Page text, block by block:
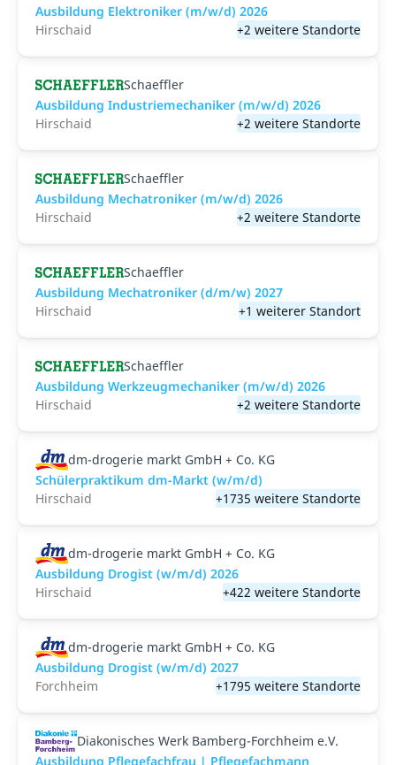
Ausbildung Elektroniker (m/w/d) 2026
Hirschaid
+2 weitere Standorte
Schaeffler
Ausbildung Industriemechaniker (m/w/d) 2026
Hirschaid
+2 weitere Standorte
Schaeffler
Ausbildung Mechatroniker (m/w/d) 2026
Hirschaid
+2 weitere Standorte
Schaeffler
Ausbildung Mechatroniker (d/m/w) 2027
Hirschaid
+1 weiterer Standort
Schaeffler
Ausbildung Werkzeugmechaniker (m/w/d) 2026
Hirschaid
+2 weitere Standorte
dm-drogerie markt GmbH + Co. KG
Schülerpraktikum dm-Markt (w/m/d)
Hirschaid
+1735 weitere Standorte
dm-drogerie markt GmbH + Co. KG
Ausbildung Drogist (w/m/d) 2026
Hirschaid
+422 weitere Standorte
dm-drogerie markt GmbH + Co. KG
Ausbildung Drogist (w/m/d) 2027
Forchheim
+1795 weitere Standorte
Diakonisches Werk Bamberg-Forchheim e.V.
Ausbildung Pflegefachfrau | Pflegefachmann